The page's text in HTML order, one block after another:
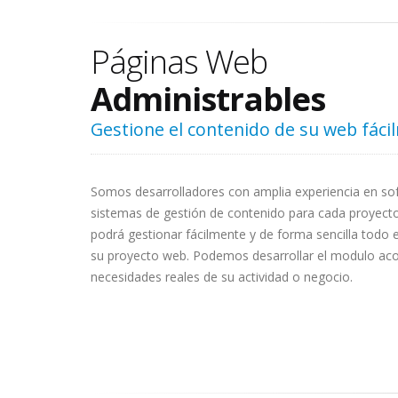
Páginas Web
Administrables
Gestione el contenido de su web
Somos desarrolladores con amplia experiencia en
sistemas de gestión de contenido para cada
podrá gestionar fácilmente y de forma sencilla todo
su proyecto web. Podemos desarrollar el modulo
necesidades reales de su actividad o negocio.